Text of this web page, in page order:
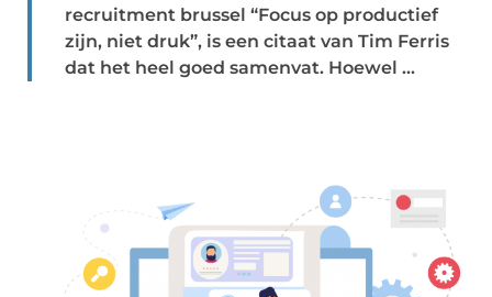
recruitment brussel “Focus op productief
zijn, niet druk”, is een citaat van Tim Ferris
dat het heel goed samenvat. Hoewel ...